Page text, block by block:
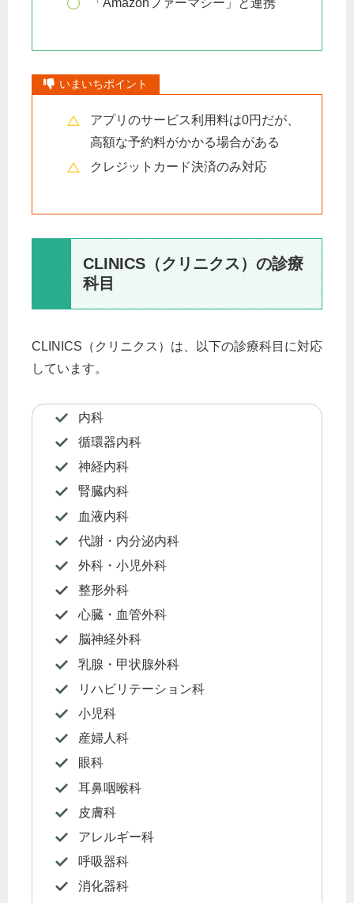
いまいちポイント
アプリのサービス利用料は0円だが、
高額な予約料がかかる場合がある
クレジットカード決済のみ対応
CLINICS（クリニクス）の診療
科目
CLINICS（クリニクス）は、以下の診療科目に対応
しています。
内科
循環器内科
神経内科
腎臓内科
血液内科
代謝・内分泌内科
外科・小児外科
整形外科
心臓・血管外科
脳神経外科
乳腺・甲状腺外科
リハビリテーション科
小児科
産婦人科
眼科
耳鼻咽喉科
皮膚科
アレルギー科
呼吸器科
消化器科